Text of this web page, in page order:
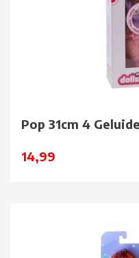
Pop 31cm 4
14,99